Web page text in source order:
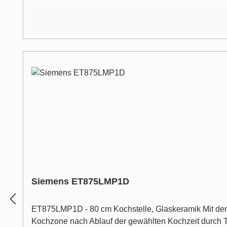
Siemens ET875LMP1D
ET875LMP1D - 80 cm Kochstelle, Glaskeramik Mit
Kochzone nach Ablauf der gewählten Kochzeit durch Timer mit Ausschaltfunktion. Profi-Ausstattung